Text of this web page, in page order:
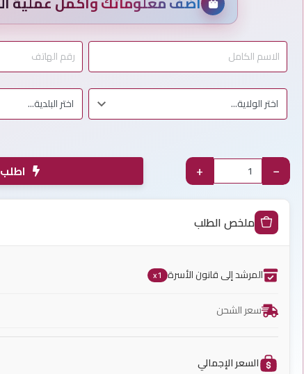
−
+ اطلب
ملخص الطلب
المرشد إلى قانون الأسرة x1
سعر الشحن
السعر الإجمالي